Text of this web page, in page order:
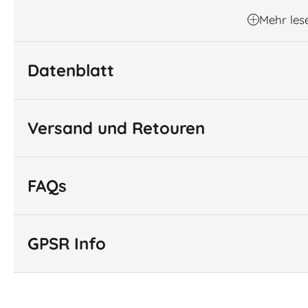
Mehr
Datenblatt
Versand und Retouren
FAQs
GPSR Info